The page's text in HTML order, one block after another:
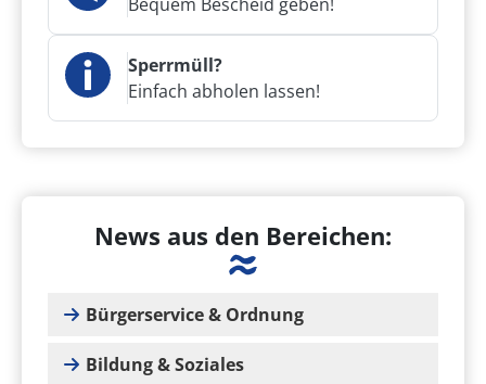
Sperrmüll?
Einfach abholen lassen!
News aus den Bereichen:
Bürgerservice & Ordnung
Bildung & Soziales